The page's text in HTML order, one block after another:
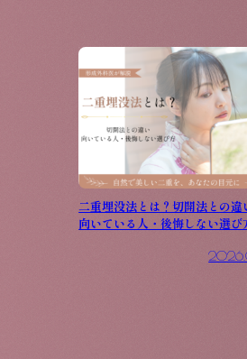
二重埋没法とは？切開法との違
向いている人・後悔しない選び